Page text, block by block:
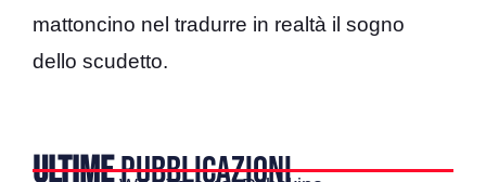
mattoncino nel tradurre in realtà il sogno
dello scudetto.
ULTIMEPUBBLICAZIONI